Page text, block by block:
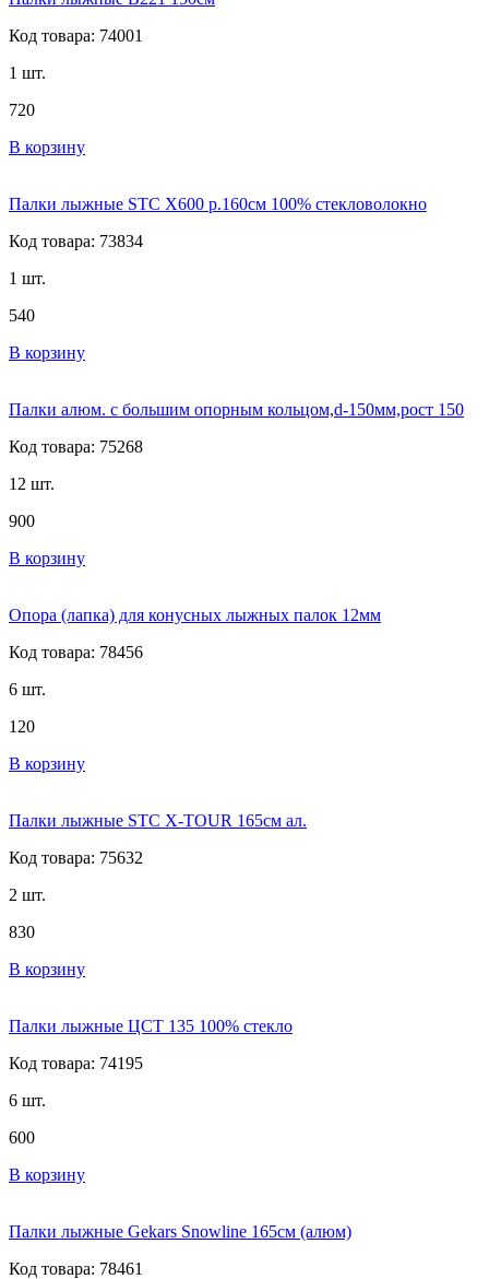
Код товара: 74001
1 шт.
720
В корзину
Палки лыжные STC X600 р.160см 100% стекловолокно
Код товара: 73834
1 шт.
540
В корзину
Палки алюм. с большим опорным кольцом,d-150мм,рост 150
Код товара: 75268
12 шт.
900
В корзину
Опора (лапка) для конусных лыжных палок 12мм
Код товара: 78456
6 шт.
120
В корзину
Палки лыжные STC X-TOUR 165см ал.
Код товара: 75632
2 шт.
830
В корзину
Палки лыжные ЦСТ 135 100% стекло
Код товара: 74195
6 шт.
600
В корзину
Палки лыжные Gekars Snowline 165см (алюм)
Код товара: 78461